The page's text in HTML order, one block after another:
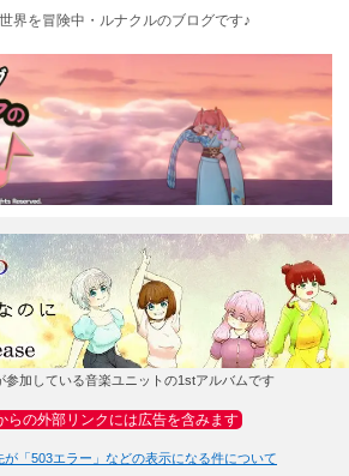
界を冒険中・ルナクルのブログです♪
参加している音楽ユニットの1stアルバムです
らの外部リンクには広告を含みます
が「503エラー」などの表示になる件について